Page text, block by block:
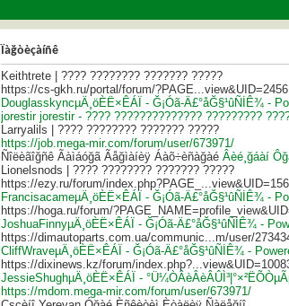
Ïàğòèçàíñê
Keithtrete | ???? ???????? ??????? ?????
https://cs-gkh.ru/portal/forum/
DouglasskyncµÄ¸öÈË×ÊÁÏ - Ğ¡Óã-Ä£°åĞ§¹ûÑİÊ¾ -
jorestir jorestir - ???? ?????????????? ?????????
Larryalils | ???? ???????? ??????? ?????
https://job.mega-mir.com/forum/user/673971/
Ñîëèãîğñê Ãàìáóğã Ãåğìàíèÿ Áàõ÷èñàğàé Âèé¸ğáàí
Lionelsnods | ???? ???????? ??????? ?????
https://ezy.ru/forum/
FrancisacameµÄ¸öÈË×ÊÁÏ - Ğ¡Óã-Ä£°åĞ§¹ûÑİÊ¾ -
https://hoga.ru/forum/
JoshuaFinnyµÄ¸öÈË×ÊÁÏ - Ğ¡Óã-Ä£°åĞ§¹ûÑİÊ¾ -
https://dimautoparts.com.ua/communic...m/user/
CliffWraveµÄ¸öÈË×ÊÁÏ - Ğ¡Óã-Ä£°åĞ§¹ûÑİÊ¾ -
https://dixinews.kz/forum/
JessieShughµÄ¸öÈË×ÊÁÏ -
https://mdom.mega-mir.com/forum/user/673971/